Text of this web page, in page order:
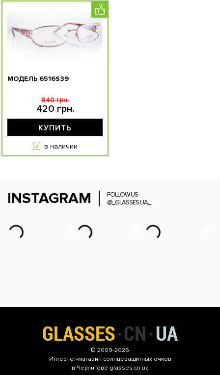
МОДЕЛЬ 6516S39
420 грн.
840 грн.
КУПИТЬ
в наличии
INSTAGRAM
FOLLOW US
@_GLASSES.UA_
© 2009-2026
Интернет-магазин солнцезащитных очков
в Чернигове glasses.cn.ua